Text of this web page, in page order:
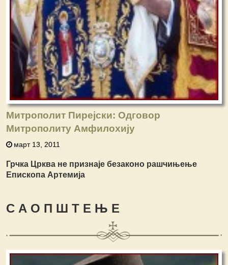
Митрополит Пирејски: Одговор
Митрополиту Амфилохију
март 13, 2011
Грчка Црква не признаје безаконо рашчињење
Епископа Артемија
С А О П Ш Т Е Њ Е